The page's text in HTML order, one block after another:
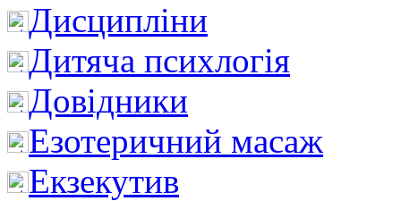
Дисципліни
Дитяча психлогія
Довідники
Езотеричний масаж
Екзекутив